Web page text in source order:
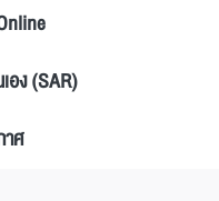
อง (SAR)
าศ